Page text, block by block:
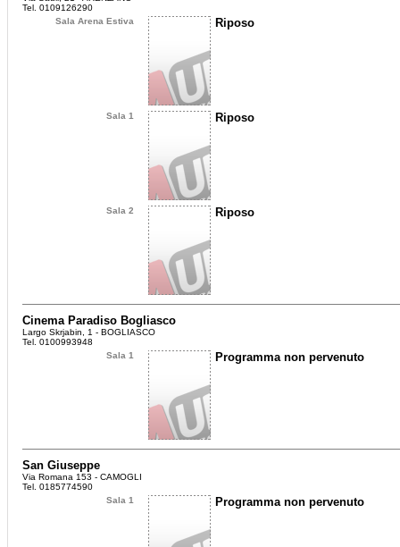
Tel. 0109126290
Sala Arena Estiva
Riposo
Sala 1 Riposo
Sala 2 Riposo
Cinema Paradiso Bogliasco
Largo Skrjabin, 1 - BOGLIASCO
Tel. 0100993948
Sala 1
Programma non pervenuto
San Giuseppe
Via Romana 153 - CAMOGLI
Tel. 0185774590
Sala 1
Programma non pervenuto